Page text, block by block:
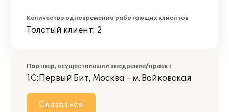
Количество одновременно работающих клиентов
Толстый клиент: 2
Партнер, осуществивший внедрение/проект
1С:Первый Бит, Москва – м. Войковская
Связаться